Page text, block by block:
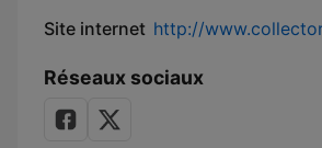
Site internet http://
Réseaux sociaux